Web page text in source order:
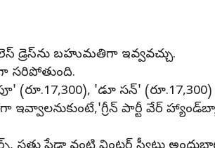
డ్రెస్‌ను బహుమతిగా ఇవ్వవచ్చు.
సరిపోతుంది.
'డూ సన్‌' (రూ.17,300)
పార్టీ వేర్‌